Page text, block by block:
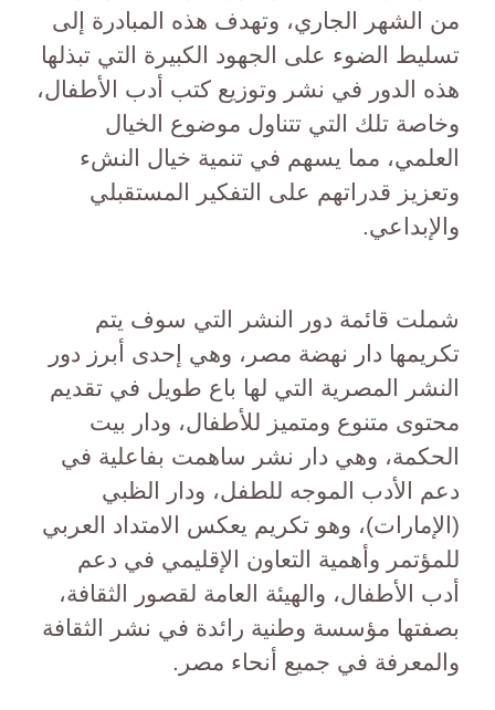
من الشهر الجاري، وتهدف هذه المبادرة إلى
تسليط الضوء على الجهود الكبيرة التي تبذلها
هذه الدور في نشر وتوزيع كتب أدب الأطفال،
وخاصة تلك التي تتناول موضوع الخيال
العلمي، مما يسهم في تنمية خيال النشء
وتعزيز قدراتهم على التفكير المستقبلي
والإبداعي.
شملت قائمة دور النشر التي سوف يتم
تكريمها دار نهضة مصر، وهي إحدى أبرز دور
النشر المصرية التي لها باع طويل في تقديم
محتوى متنوع ومتميز للأطفال، ودار بيت
الحكمة، وهي دار نشر ساهمت بفاعلية في
دعم الأدب الموجه للطفل، ودار الظبي
(الإمارات)، وهو تكريم يعكس الامتداد العربي
للمؤتمر وأهمية التعاون الإقليمي في دعم
أدب الأطفال، والهيئة العامة لقصور الثقافة،
بصفتها مؤسسة وطنية رائدة في نشر الثقافة
والمعرفة في جميع أنحاء مصر.